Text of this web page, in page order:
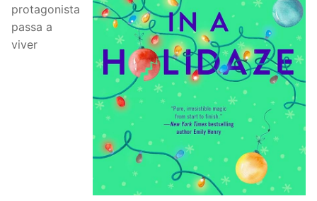
protagonista
passa a
viver